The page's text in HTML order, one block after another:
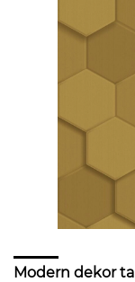
Modern dekor